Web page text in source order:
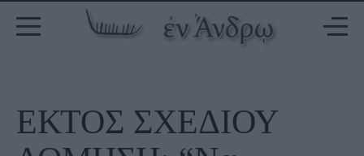
ΕΚΤΟΣ ΣΧΕΔΙΟΥ